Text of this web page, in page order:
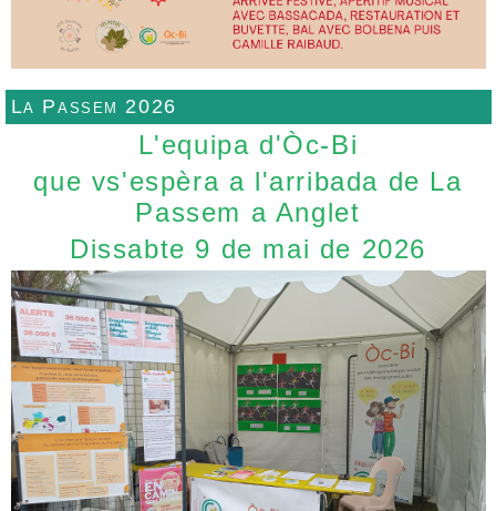
La Passem 2026
L'equipa d'Òc-Bi
que vs'espèra a l'arribada de La
Passem a Anglet
Dissabte 9 de mai de 2026